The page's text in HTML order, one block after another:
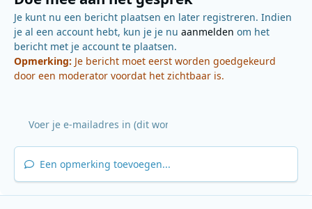
Je kunt nu een bericht plaatsen en later registreren. Indien
je al een account hebt, kun je je nu aanmelden om het
bericht met je account te plaatsen.
Opmerking: Je bericht moet eerst worden goedgekeurd
door een moderator voordat het zichtbaar is.
Een opmerking toevoegen...